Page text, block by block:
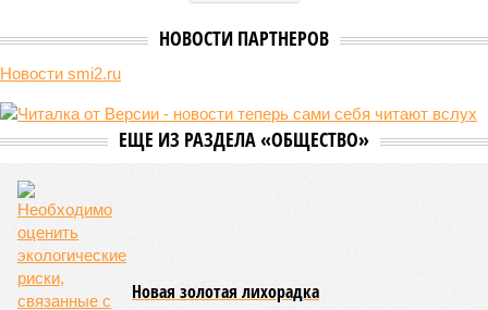
НОВОСТИ ПАРТНЕРОВ
Новости smi2.ru
ЕЩЕ ИЗ РАЗДЕЛА «ОБЩЕСТВО»
Новая золотая лихорадка